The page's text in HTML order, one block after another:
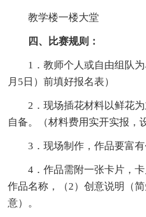
教学楼一楼大堂
四、比赛规则：
1．教师个人或自由组队
月5日）前填好报名表）
2．现场插花材料以鲜花
自备。（材料费用实开实报，
3．现场制作，作品要富有
4．作品需附一张卡片，
作品名称，（2）创意说明（
意）。